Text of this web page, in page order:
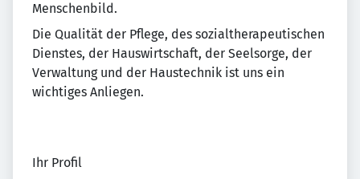
Menschenbild.
Die Qualität der Pflege, des sozialtherapeutischen
Dienstes, der Hauswirtschaft, der Seelsorge, der
Verwaltung und der Haustechnik ist uns ein
wichtiges Anliegen.
Ihr Profil